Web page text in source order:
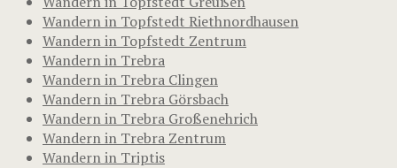
Wandern in Topfstedt Riethnordhausen
Wandern in Topfstedt Zentrum
Wandern in Trebra
Wandern in Trebra Clingen
Wandern in Trebra Görsbach
Wandern in Trebra Großenehrich
Wandern in Trebra Zentrum
Wandern in Triptis